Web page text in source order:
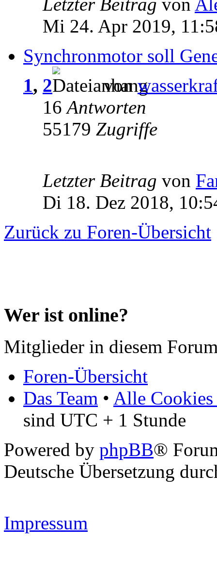
Letzter Beitrag von
Mi 24. Apr 2019,
Synchronmotor soll
1, 2 von
16Antworten
55179 Zugriffe
Letzter Beitrag von
Di 18. Dez 2018,
Zurück zu Foren-Übersicht
Wer ist online?
Mitglieder in diesem
Foren-Übersicht
Das Team • Alle Cookies
sind UTC + 1 Stunde
Powered by phpBB®
Deutsche Übersetzung
Impressum